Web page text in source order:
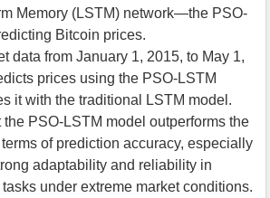
Memory (LSTM) network—the PSO-
Bitcoin prices.
data from January 1, 2015, to May 1,
prices using the PSO-LSTM
it with the traditional LSTM model.
PSO-LSTM model outperforms the
of prediction accuracy, especially
adaptability and reliability in
under extreme market conditions.